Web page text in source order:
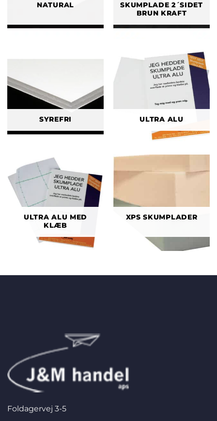
NATURAL
SKUMPLADE 2´SIDET
BRUN KRAFT
SYREFRI ULTRA ALU
ULTRA ALU MED
KLÆB
XPS SKUMPLADER
Foldagervej 3-5